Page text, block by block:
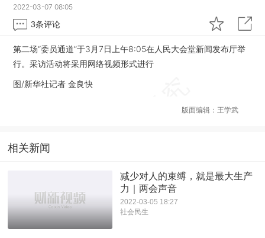
2022-03-07 08:05
3条评论
第二场“委员通道”于3月7日上午8:05在人民大会堂新闻发布厅举
行。采访活动将采用网络视频形式进行
图/新华社记者 金良快
版面编辑：王学武
相关新闻
减少对人的束缚，就是最大生产
力｜两会声音
2022-03-05 18:27
社会民生